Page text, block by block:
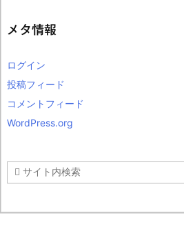
ブ
メタ情報
ログイン
投稿フィード
コメントフィード
WordPress.org